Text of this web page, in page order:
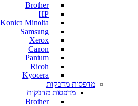
Brother
HP
Konica Minolta
Samsung
Xerox
Canon
Pantum
Ricoh
Kyocera
מדפסות מדבקות
מדפסות מדבקות
Brother